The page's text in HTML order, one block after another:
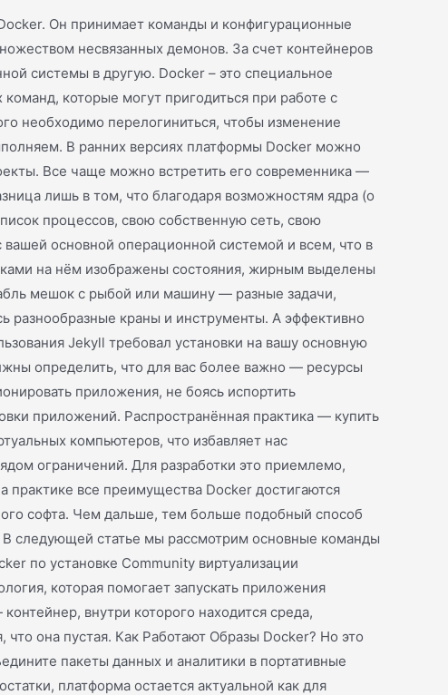
Он принимает команды и конфигурационные
несвязанных демонов. За счет контейнеров
системы в другую. Docker – это специальное
которые могут пригодиться при работе с
необходимо перелогиниться, чтобы изменение
В ранних версиях платформы Docker можно
Все чаще можно встретить его современника —
лишь в том, что благодаря возможностям ядра (о
процессов, свою собственную сеть, свою
основной операционной системой и всем, что в
на нём изображены состояния, жирным выделены
мешок с рыбой или машину — разные задачи,
разнообразные краны и инструменты. А эффективно
Jekyll требовал установки на вашу основную
определить, что для вас более важно — ресурсы
приложения, не боясь испортить
приложений. Распространённая практика — купить
компьютеров, что избавляет нас
ограничений. Для разработки это приемлемо,
практике все преимущества Docker достигаются
софта. Чем дальше, тем больше подобный способ
В следующей статье мы рассмотрим основные команды
по установке Community виртуализации
которая помогает запускать приложения
внутри которого находится среда,
она пустая. Как Работают Образы Docker? Но это
пакеты данных и аналитики в портативные
платформа остается актуальной как для